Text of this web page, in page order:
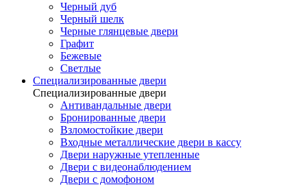
Черный дуб
Черный шелк
Черные глянцевые двери
Графит
Бежевые
Светлые
Специализированные двери
Специализированные двери
Антивандальные двери
Бронированные двери
Взломостойкие двери
Входные металлические двери в кассу
Двери наружные утепленные
Двери с видеонаблюдением
Двери с домофоном